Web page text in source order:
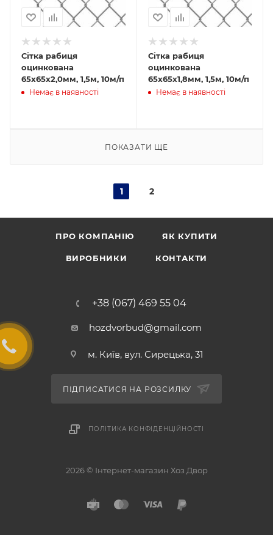
Сітка рабиця
оцинкована
65х65х2,0мм, 1,5м, 10м/п
Немає в наявності
Сітка рабиця
оцинкована
65х65х1,8мм, 1,5м, 10м/п
Немає в наявності
ПОКАЗАТИ ЩЕ
1 2
ПРО КОМПАНІЮ ЯК КУПИТИ
ВИРОБНИКИ КОНТАКТИ
+38 (067) 469 55 04
hozdvorbud@gmail.com
м. Київ, вул. Сирецька, 31
ПІДПИСАТИСЯ НА РОЗСИЛКУ
ПОЛІТИКА КОНФІДЕНЦІЙНОСТІ
2026 © Інтернет-магазин Хоз Двор